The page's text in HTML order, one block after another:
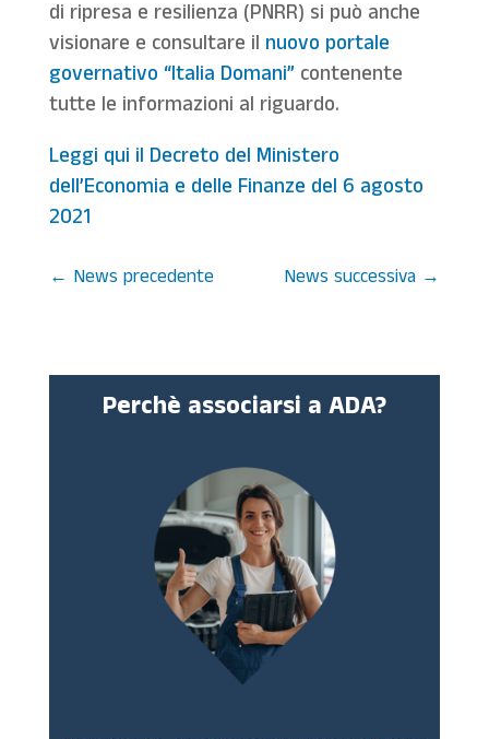
di ripresa e resilienza (PNRR) si può anche
visionare e consultare il nuovo portale
governativo “Italia Domani” contenente
tutte le informazioni al riguardo.
Leggi qui il Decreto del Ministero
dell’Economia e delle Finanze del 6 agosto
2021
← News precedente News successiva →
Perchè associarsi a ADA?